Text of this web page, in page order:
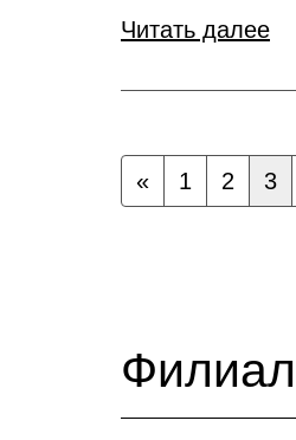
Читать далее
« 1 2 3